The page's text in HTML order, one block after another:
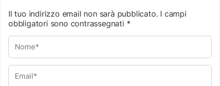
Il tuo indirizzo email non sarà pubblicato. I campi
obbligatori sono contrassegnati *